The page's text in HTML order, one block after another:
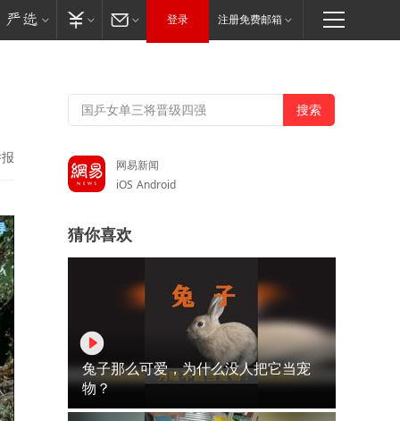
登录 注册免费邮箱
网易新闻
iOS Android
猜你喜欢
兔子那么可爱，为什么没人把它当宠
物？